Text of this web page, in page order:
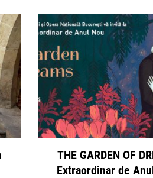
THE GARDEN OF
Extraordinar de